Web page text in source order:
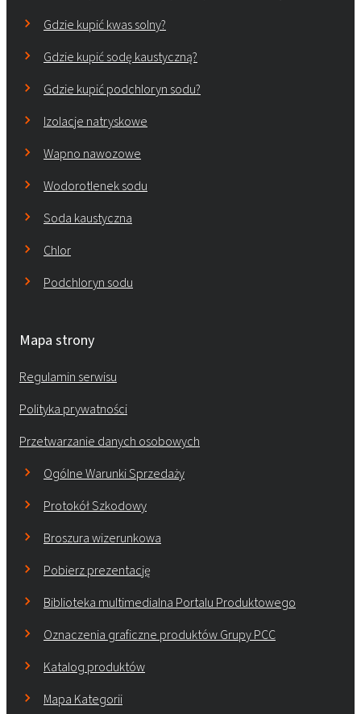
Gdzie kupić kwas solny?
Gdzie kupić sodę kaustyczną?
Gdzie kupić podchloryn sodu?
Izolacje natryskowe
Wapno nawozowe
Wodorotlenek sodu
Soda kaustyczna
Chlor
Podchloryn sodu
Mapa strony
Regulamin serwisu
Polityka prywatności
Przetwarzanie danych osobowych
Ogólne Warunki Sprzedaży
Protokół Szkodowy
Broszura wizerunkowa
Pobierz prezentację
Biblioteka multimedialna Portalu Produktowego
Oznaczenia graficzne produktów Grupy PCC
Katalog produktów
Mapa Kategorii